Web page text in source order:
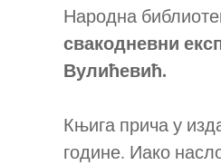
Народна
свакодневни
Вулићевић.
Књига прича у
године. Иако